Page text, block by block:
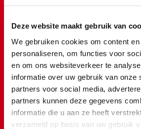
Deze website maakt gebruik van
We gebruiken cookies om content
personaliseren, om functies voor
en om ons websiteverkeer te
informatie over uw gebruik van onze
partners voor social media,
partners kunnen deze gegevens
informatie die u aan ze heeft
verzameld op basis van uw gebruik